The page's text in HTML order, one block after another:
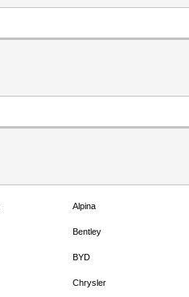
Alpina
Bentley
BYD
Chrysler